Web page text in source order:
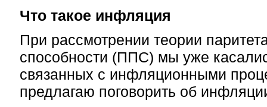
Что такое инфляция
При рассмотрении теории
способности (ППС) мы уже
связанных с инфляционными
предлагаю поговорить об